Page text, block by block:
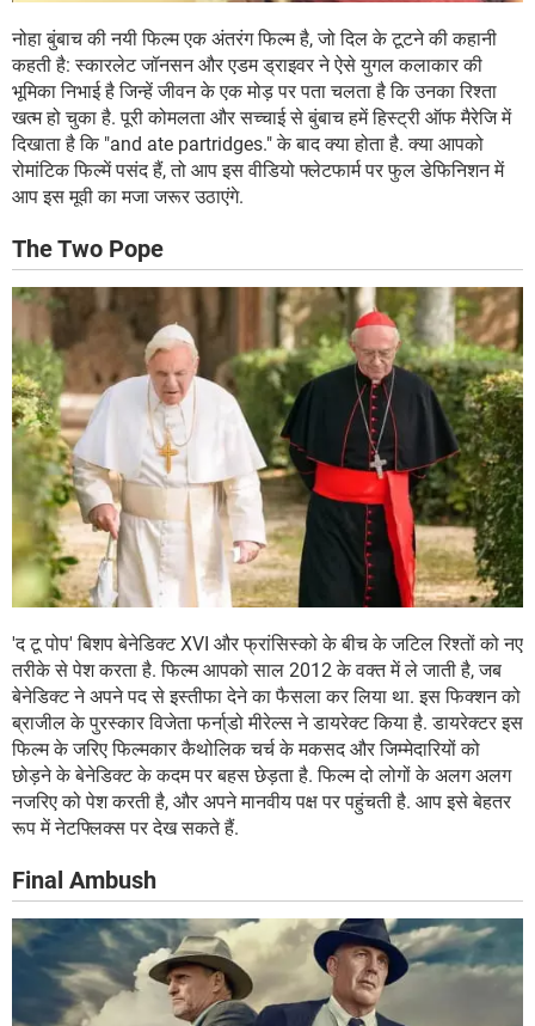
नोहा बुंबाच की नयी फिल्म एक अंतरंग फिल्म है, जो दिल के टूटने की कहानी
कहती है: स्कारलेट जॉनसन और एडम ड्राइवर ने ऐसे युगल कलाकार की
भूमिका निभाई है जिन्हें जीवन के एक मोड़ पर पता चलता है कि उनका रिश्ता
खत्म हो चुका है. पूरी कोमलता और सच्चाई से बुंबाच हमें हिस्ट्री ऑफ मैरेजि में
दिखाता है कि "and ate partridges." के बाद क्या होता है. क्या आपको
रोमांटिक फिल्में पसंद हैं, तो आप इस वीडियो फ्लेटफार्म पर फुल डेफिनिशन में
आप इस मूवी का मजा जरूर उठाएंगे.
The Two Pope
'द टू पोप' बिशप बेनेडिक्ट XVI और फ्रांसिस्को के बीच के जटिल रिश्तों को नए
तरीके से पेश करता है. फिल्म आपको साल 2012 के वक्त में ले जाती है, जब
बेनेडिक्ट ने अपने पद से इस्तीफा देने का फैसला कर लिया था. इस फिक्शन को
ब्राजील के पुरस्कार विजेता फर्ना्डो मीरेल्स ने डायरेक्ट किया है. डायरेक्टर इस
फिल्म के जरिए फिल्मकार कैथोलिक चर्च के मकसद और जिम्मेदारियों को
छोड़ने के बेनेडिक्ट के कदम पर बहस छेड़ता है. फिल्म दो लोगों के अलग अलग
नजरिए को पेश करती है, और अपने मानवीय पक्ष पर पहुंचती है. आप इसे बेहतर
रूप में नेटफ्लिक्स पर देख सकते हैं.
Final Ambush